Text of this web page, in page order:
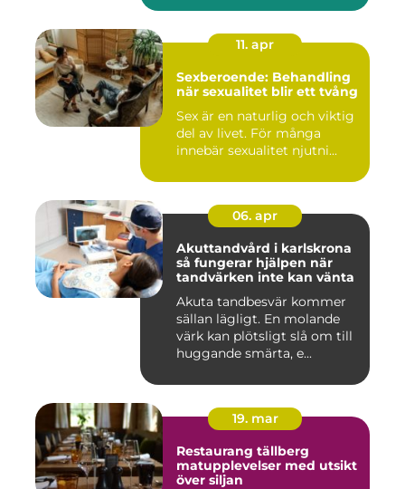
11. apr
Sexberoende: Behandling
när sexualitet blir ett tvång
Sex är en naturlig och viktig
del av livet. För många
innebär sexualitet njutni...
06. apr
Akuttandvård i karlskrona
så fungerar hjälpen när
tandvärken inte kan vänta
Akuta tandbesvär kommer
sällan lägligt. En molande
värk kan plötsligt slå om till
huggande smärta, e...
19. mar
Restaurang tällberg
matupplevelser med utsikt
över siljan